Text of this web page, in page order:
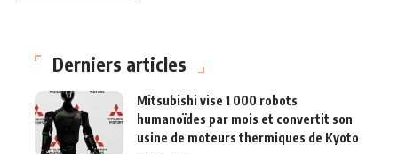
Derniers articles
Mitsubishi vise 1 000 robots
humanoïdes par mois et convertit son
usine de moteurs thermiques de Kyoto